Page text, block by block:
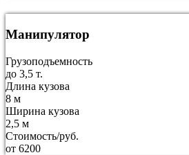
Манипулятор
Грузоподъемность
до 3,5 т.
Длина кузова
8 м
Ширина кузова
2,5 м
Стоимость/руб.
от 6200